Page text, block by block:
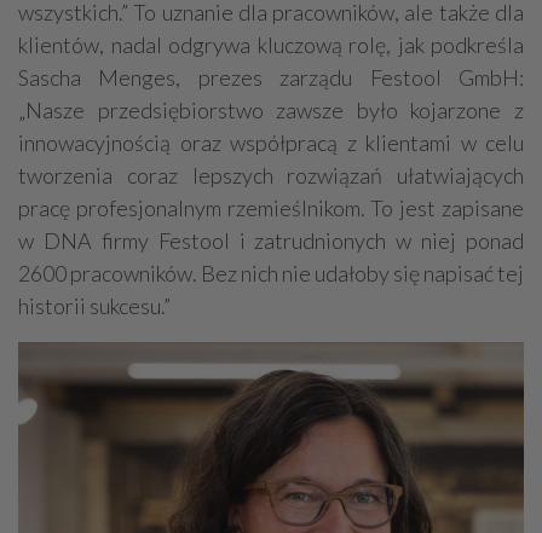
wszystkich.” To uznanie dla pracowników, ale także dla
klientów, nadal odgrywa kluczową rolę, jak podkreśla
Sascha Menges, prezes zarządu Festool GmbH:
„Nasze przedsiębiorstwo zawsze było kojarzone z
innowacyjnością oraz współpracą z klientami w celu
tworzenia coraz lepszych rozwiązań ułatwiających
pracę profesjonalnym rzemieślnikom. To jest zapisane
w DNA firmy Festool i zatrudnionych w niej ponad
2600 pracowników. Bez nich nie udałoby się napisać tej
historii sukcesu.”